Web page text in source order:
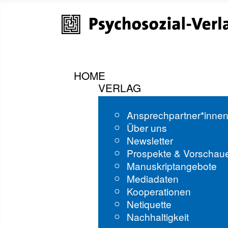
HOME
VERLAG
Über uns
Newsletter
Prospekte &
Manuskriptangebote
Mediadaten
Kooperationen
Netiquette
Nachhaltigkeit